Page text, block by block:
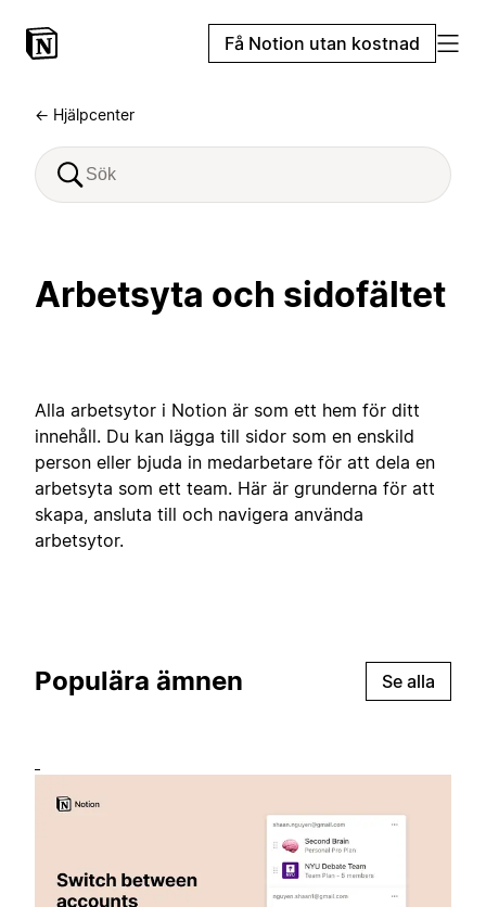
Få Notion utan kostnad
← Hjälpcenter
Arbetsyta och sidofältet
Alla arbetsytor i Notion är som ett hem för ditt
innehåll. Du kan lägga till sidor som en enskild
person eller bjuda in medarbetare för att dela en
arbetsyta som ett team. Här är grunderna för att
skapa, ansluta till och navigera använda
arbetsytor.
Populära ämnen Se alla